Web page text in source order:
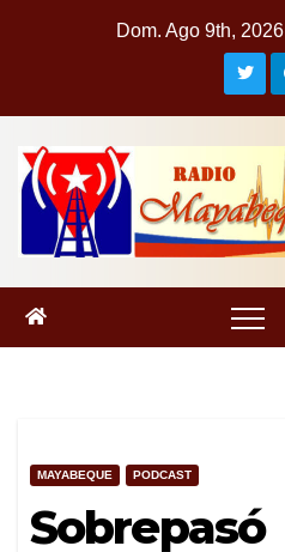
Dom. Ago 9th, 2026
MAYABEQUE PODCAST
Sobrepasó